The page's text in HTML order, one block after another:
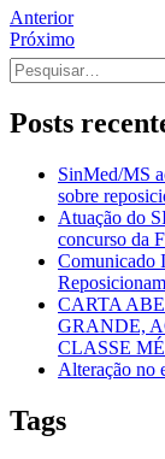
Navegação
de
Post
Anterior
Próximo
Procurar
por:
Posts
SinMed/MS
sobre
Atuação do
concurso da
Comunicado
CARTA
GRANDE,
CLASSE
Alteração no
Tags